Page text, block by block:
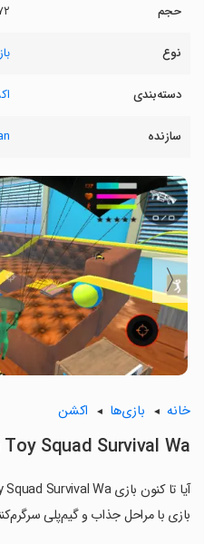
حجم ۷۲
نوع
دسته‌بندی
سازنده
〈
خانه بازی‌ها اکشن
Squad Survival Wa
بازی با مراحل جذاب و گیم‌پلی